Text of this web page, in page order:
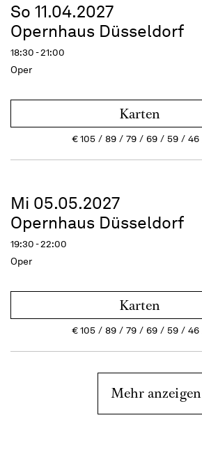
So 11.04.2027
Opernhaus Düsseldorf
18:30 - 21:00
Oper
Karten
€105 89 79 69 59 46
Mi 05.05.2027
Opernhaus Düsseldorf
19:30 - 22:00
Oper
Karten
€105 89 79 69 59 46
Mehr anzeigen